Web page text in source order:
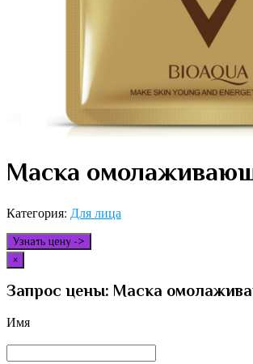
Маска
Категория: Для лица
Узнать цену ->
×
Запрос цены: Маска
Имя